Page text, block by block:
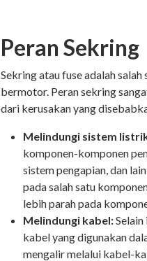
Peran Sekring
Sekring atau fuse adalah
bermotor. Peran sekring
dari kerusakan yang
Melindungi sistem
komponen-komponen
sistem pengapian, dan
pada salah satu
lebih parah pada
Melindungi kabel:
kabel yang digunakan
mengalir melalui kabel-